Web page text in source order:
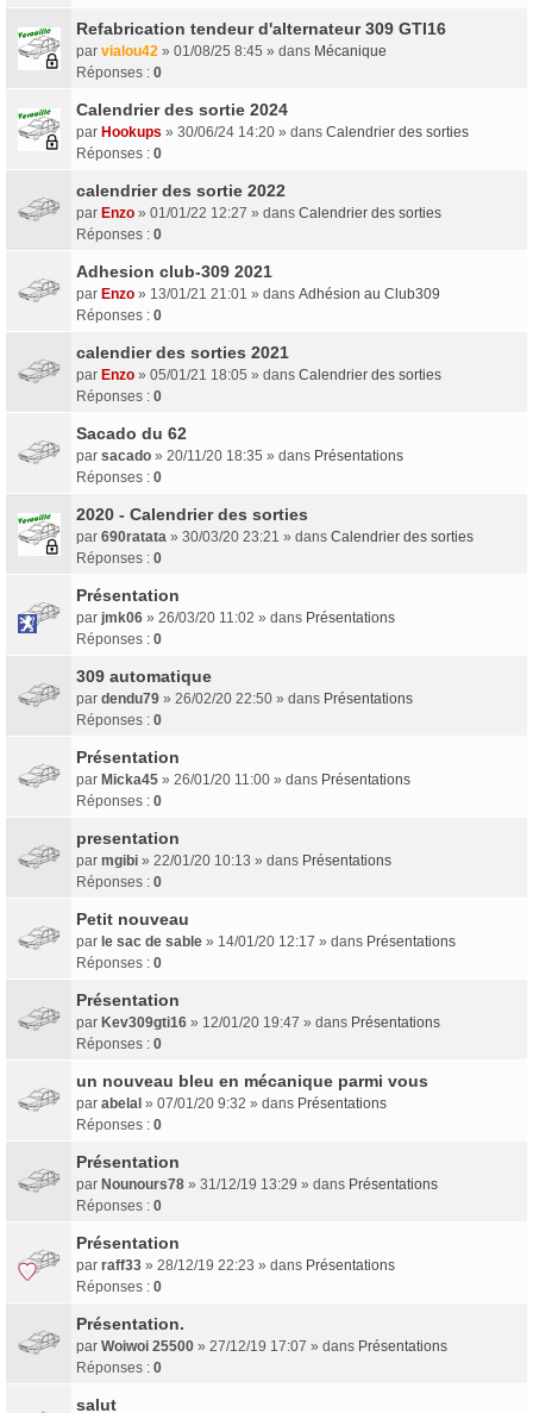
Refabrication tendeur d'alternateur 309 GTI16
par vialou42 » 01/08/25 8:45 » dans Mécanique
Réponses : 0
Calendrier des sortie 2024
par Hookups » 30/06/24 14:20 » dans Calendrier des sorties
Réponses : 0
calendrier des sortie 2022
par Enzo » 01/01/22 12:27 » dans Calendrier des sorties
Réponses : 0
Adhesion club-309 2021
par Enzo » 13/01/21 21:01 » dans Adhésion au Club309
Réponses : 0
calendier des sorties 2021
par Enzo » 05/01/21 18:05 » dans Calendrier des sorties
Réponses : 0
Sacado du 62
par sacado » 20/11/20 18:35 » dans Présentations
Réponses : 0
2020 - Calendrier des sorties
par 690ratata » 30/03/20 23:21 » dans Calendrier des sorties
Réponses : 0
Présentation
par jmk06 » 26/03/20 11:02 » dans Présentations
Réponses : 0
309 automatique
par dendu79 » 26/02/20 22:50 » dans Présentations
Réponses : 0
Présentation
par Micka45 » 26/01/20 11:00 » dans Présentations
Réponses : 0
presentation
par mgibi » 22/01/20 10:13 » dans Présentations
Réponses : 0
Petit nouveau
par le sac de sable » 14/01/20 12:17 » dans Présentations
Réponses : 0
Présentation
par Kev309gti16 » 12/01/20 19:47 » dans Présentations
Réponses : 0
un nouveau bleu en mécanique parmi vous
par abelal » 07/01/20 9:32 » dans Présentations
Réponses : 0
Présentation
par Nounours78 » 31/12/19 13:29 » dans Présentations
Réponses : 0
Présentation
par raff33 » 28/12/19 22:23 » dans Présentations
Réponses : 0
Présentation.
par Woiwoi 25500 » 27/12/19 17:07 » dans Présentations
Réponses : 0
salut